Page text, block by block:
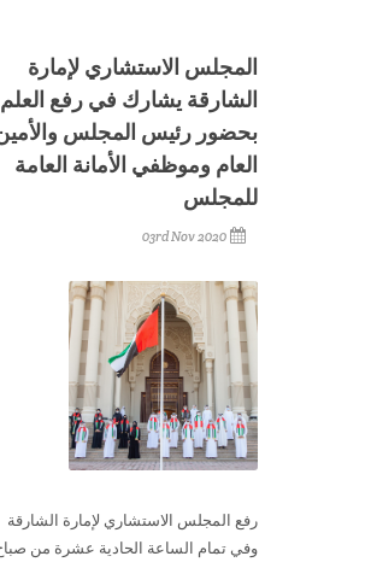
المجلس الاستشاري لإمارة
الشارقة يشارك في رفع العلم
بحضور رئيس المجلس
العام وموظفي الأمانة العامة
للمجلس
03rd Nov 2020
رفع المجلس الاستشاري لإمارة الشارقة
وفي تمام الساعة الحادية عشرة من